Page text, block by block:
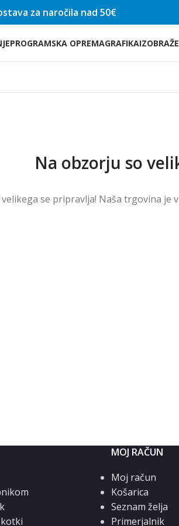
za naročila nad 50€
PROGRAMSKA OPREMAGRAFIKA
Na obzorju so
se pripravlja! Naša trgovina je
MOJ RAČUN
Moj račun
Košarica
Seznam želja
Primerjalnik